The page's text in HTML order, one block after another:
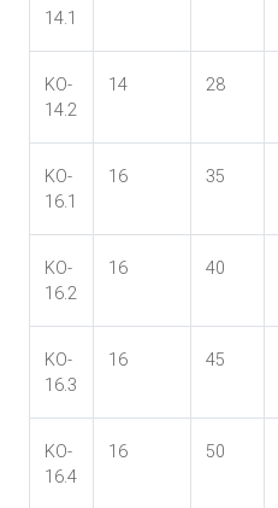
14.1
KO-
14.2
14 28
KO-
16.1
16 35
KO-
16.2
16 40
KO-
16.3
16 45
KO-
16.4
16 50